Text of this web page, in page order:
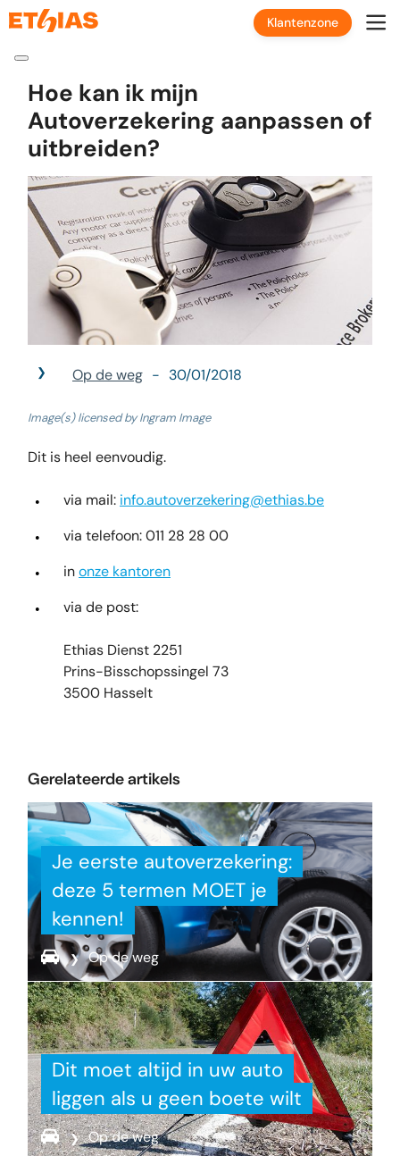
Klantenzone
Hoe kan ik mijn
Autoverzekering aanpassen of
uitbreiden?
Op de weg 30/01/2018
Image(s) licensed by Ingram Image
Dit is heel eenvoudig.
via mail: info.autoverzekering@ethias.be
via telefoon: 011 28 28 00
inonze kantoren
via de post:
Ethias Dienst 2251
Prins-Bisschopssingel 73
3500 Hasselt
Gerelateerde artikels
Je eerste autoverzekering:
deze 5 termen MOET je
kennen!
Op de weg
Dit moet altijd in uw auto
liggen als u geen boete wilt
Op de weg